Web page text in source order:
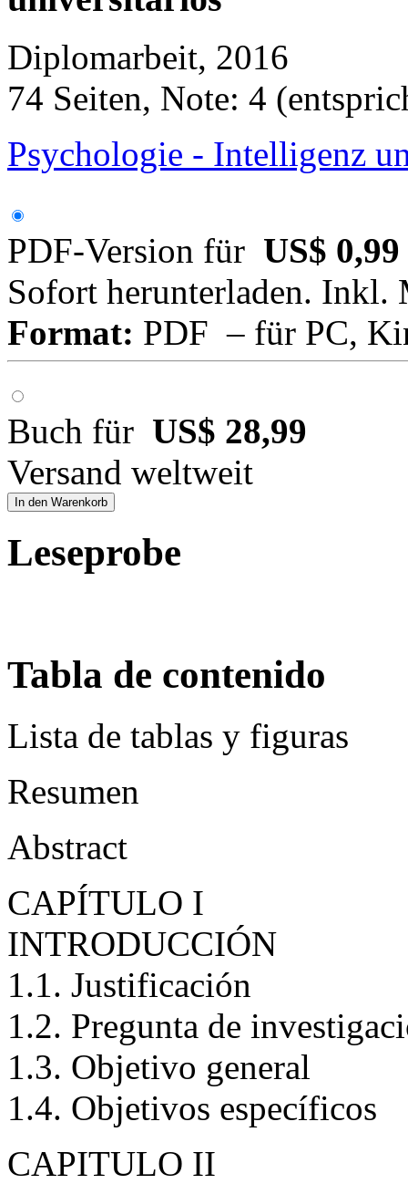
universitarios
Diplomarbeit, 2016
74 Seiten, Note: 4
PDF-Version fürUS$ 0,99
Sofort herunterladen. Inkl.
Format:PDF – für PC,
Buch fürUS$ 28,99
Versand weltweit
In den Warenkorb
Tabla de contenido
Lista de tablas y figuras
Resumen
Abstract
CAPÍTULO I
INTRODUCCIÓN
1.1. Justificación
1.2. Pregunta de
1.3. Objetivo general
1.4. Objetivos específicos